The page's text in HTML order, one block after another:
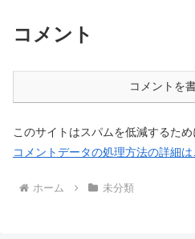
コメント
コメントを
このサイトはスパムを低減するため
コメントデータの処理方法の詳細
ホーム 未分類